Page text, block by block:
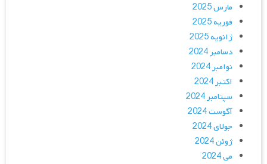
مارس 2025
فوریه 2025
ژانویه 2025
دسامبر 2024
نوامبر 2024
اکتبر 2024
سپتامبر 2024
آگوست 2024
جولای 2024
ژوئن 2024
می 2024